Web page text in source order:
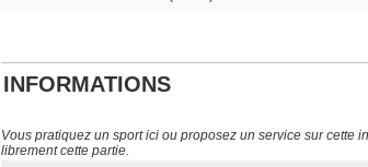
INFORMATIONS
Vous pratiquez un sport ici ou proposez un service sur cette
librement cette partie.